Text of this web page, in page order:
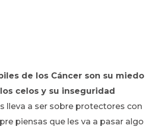
de los Cáncer son su miedo
celos y su inseguridad
lleva a ser sobre protectores con
piensas que les va a pasar algo